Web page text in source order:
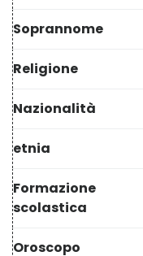
Soprannome
Religione
Nazionalità
etnia
Formazione
scolastica
Oroscopo